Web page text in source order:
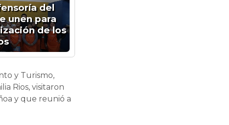
del
unen para
de los
y Turismo,
Rios, visitaron
y que reunió a